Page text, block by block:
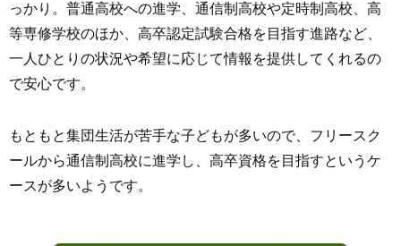
っかり。普通高校への進学、通信制高校や定時制高校、高
等専修学校のほか、高卒認定試験合格を目指す進路など、
一人ひとりの状況や希望に応じて情報を提供してくれるの
で安心です。
もともと集団生活が苦手な子どもが多いので、フリースク
ールから通信制高校に進学し、高卒資格を目指すというケ
ースが多いようです。